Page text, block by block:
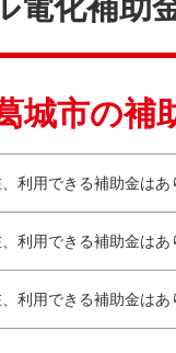
電化補助
城市の補
利用できる補助金はあ
利用できる補助金はあ
利用できる補助金はあ